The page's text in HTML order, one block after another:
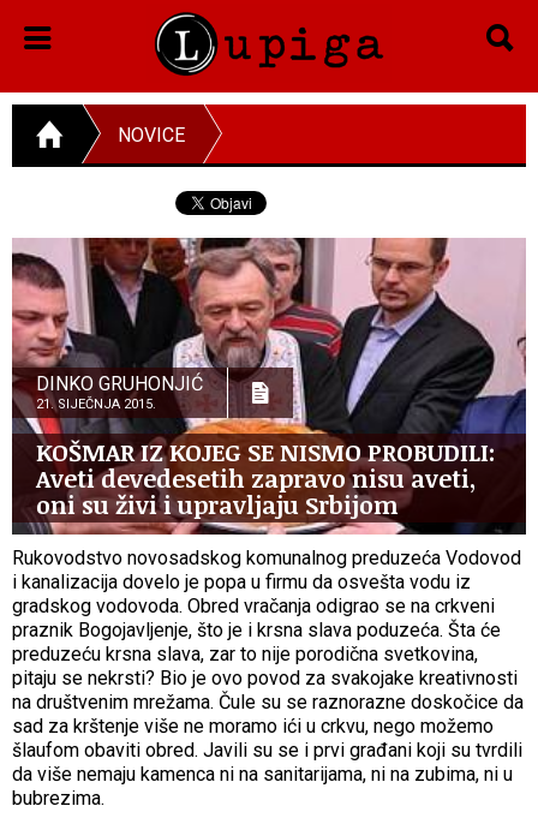
NOVICE
DINKO GRUHONJIĆ
21. SIJEČNJA 2015.
KOŠMAR IZ KOJEG SE NISMO PROBUDILI:
Aveti devedesetih zapravo nisu aveti,
oni su živi i upravljaju Srbijom
Rukovodstvo novosadskog komunalnog preduzeća Vodovod
i kanalizacija dovelo je popa u firmu da osvešta vodu iz
gradskog vodovoda. Obred vračanja odigrao se na crkveni
praznik Bogojavljenje, što je i krsna slava poduzeća. Šta će
preduzeću krsna slava, zar to nije porodična svetkovina,
pitaju se nekrsti? Bio je ovo povod za svakojake kreativnosti
na društvenim mrežama. Čule su se raznorazne doskočice da
sad za krštenje više ne moramo ići u crkvu, nego možemo
šlaufom obaviti obred. Javili su se i prvi građani koji su tvrdili
da više nemaju kamenca ni na sanitarijama, ni na zubima, ni u
bubrezima.